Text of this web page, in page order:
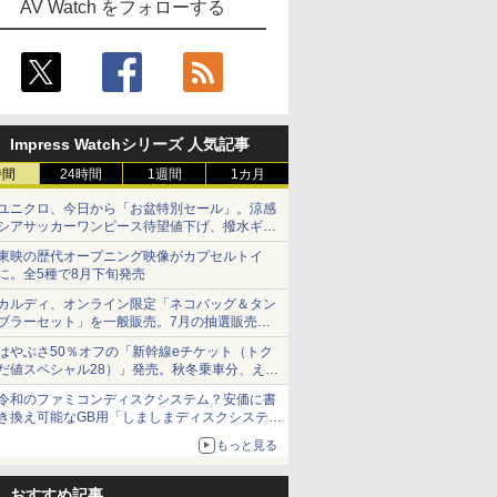
AV Watch をフォローする
Impress Watchシリーズ 人気記事
24時間 1週間 1カ月
ニクロ、今日から「お盆特別セール」。涼感
アサッカーワンピース待望値下げ、撥水ギア
ョーツは1990円に
映の歴代オープニング映像がカプセルトイ
。全5種で8月下旬発売
ルディ、オンライン限定「ネコバッグ＆タン
ラーセット」を一般販売。7月の抽選販売の
選無効分
やぶさ50％オフの「新幹線eチケット（トク
値スペシャル28）」発売。秋冬乗車分、えき
っと限定
和のファミコンディスクシステム？安価に書
換え可能なGB用「しましまディスクシステ
もっと見る